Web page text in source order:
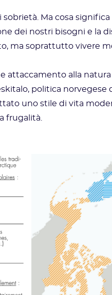
sobrietà. Ma cosa
dei nostri bisogni e la
ma soprattutto vivere
attaccamento alla
politica norvegese
uno stile di vita
frugalità.